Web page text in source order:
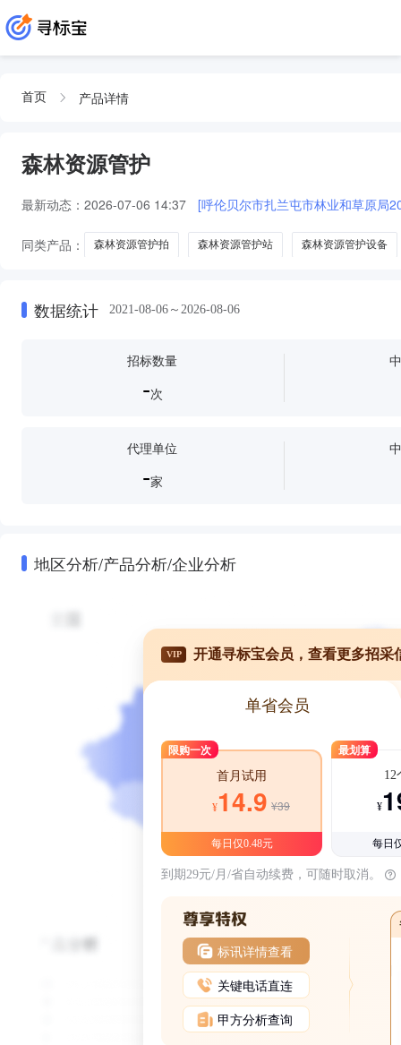
首页 产品详情
森林资源管护
最新动态： 2026-07-06 14:37 [呼伦贝尔市扎兰屯市林业和草原局
同类产品： 森林资源管护拍 森林资源管护站 森林资源管护设备
数据统计 2021-08-06～2026-08-06
招标数量
-次
代理单位
-家
地区分析/产品分析/企业分析
VIP 开通寻标宝会员，查看更多招采
单省会员
限购一次
首月试用
¥14.9 ¥39
每日仅0.48元
最划算
12
¥
每日
到期29元/月/省自动续费，可随时取消。
标讯详情查看
关键电话直连
甲方分析查询